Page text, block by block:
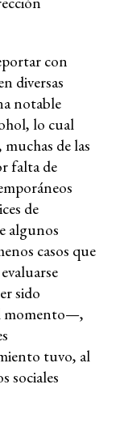
con
diversas
notable
lo cual
de las
falta de
de
algunos
casos que
sido
momento—,
tuvo, al
sociales